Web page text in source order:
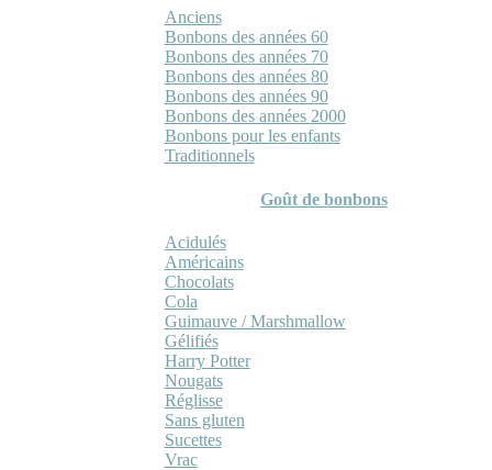
Anciens
Bonbons des années 60
Bonbons des années 70
Bonbons des années 80
Bonbons des années 90
Bonbons des années 2000
Bonbons pour les enfants
Traditionnels
Goût de bonbons
Acidulés
Américains
Chocolats
Cola
Guimauve / Marshmallow
Gélifiés
Harry Potter
Nougats
Réglisse
Sans gluten
Sucettes
Vrac